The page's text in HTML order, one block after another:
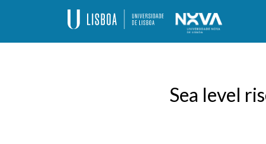
Programa de Doutoramento –
Sea level